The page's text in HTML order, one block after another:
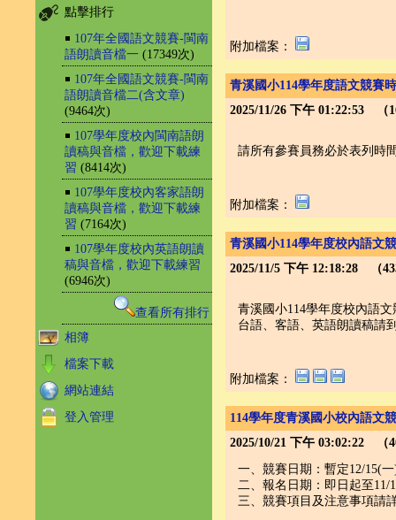
點擊排行
￭ 107年全國語文競賽-閩南
語朗讀音檔一 (17349次)
￭ 107年全國語文競賽-閩南
語朗讀音檔二(含文章)
(9464次)
￭ 107學年度校內閩南語朗
讀稿與音檔，歡迎下載練
習 (8414次)
￭ 107學年度校內客家語朗
讀稿與音檔，歡迎下載練
習 (7164次)
￭ 107學年度校內英語朗讀
稿與音檔，歡迎下載練習
(6946次)
查看所有排行
相簿
檔案下載
網站連結
登入管理
附加檔案：
青溪國小114學年度語文競賽
2025/11/26 下午 01:22:53 （
請所有參賽員務必於表列時
附加檔案：
青溪國小114學年度校內語文
2025/11/5 下午 12:18:28 （
青溪國小114學年度校內語
台語、客語、英語朗讀稿請
附加檔案：
114學年度青溪國小校內語文
2025/10/21 下午 03:02:22 （
一、競賽日期：暫定12/15(
二、報名日期：即日起至11/
三、競賽項目及注意事項請